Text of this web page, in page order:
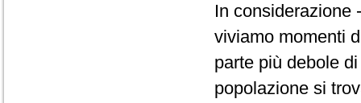
In considerazione
viviamo momenti
parte più debole
popolazione si